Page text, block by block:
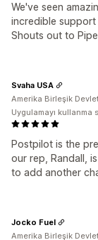
We've seen
incredible support
Shouts out to
Postpilot is the
our rep, Randall,
to add another
Svaha USA
Amerika Birleşik
Uygulamayı kullanma
Jocko Fuel
Amerika Birleşik